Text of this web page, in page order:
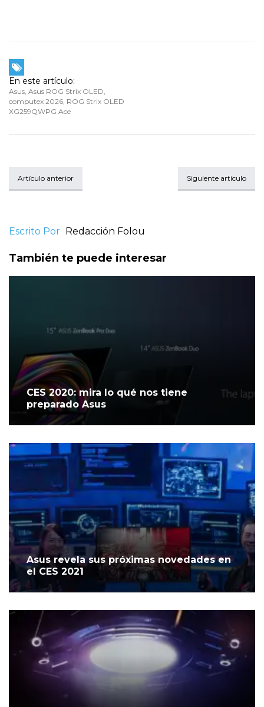
En este artículo:
Asus, Asus ROG Strix OLED,
computex 2026, ROG Strix OLED
XG259QWPG Ace
Artículo anterior Siguiente artículo
Escrito Por Redacción Folou
También te puede interesar
CES 2020: mira lo qué nos tiene
preparado Asus
Asus revela sus próximas novedades en
el CES 2021